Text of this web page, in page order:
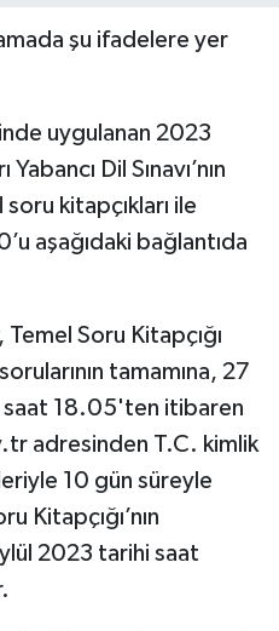
şu ifadelere yer
uygulanan 2023
Dil Sınavı’nın
kitapçıkları ile
aşağıdaki bağlantıda
Soru Kitapçığı
tamamına, 27
18.05'ten itibaren
adresinden T.C. kimlik
10 gün süreyle
Kitapçığı’nın
2023 tarihi saat